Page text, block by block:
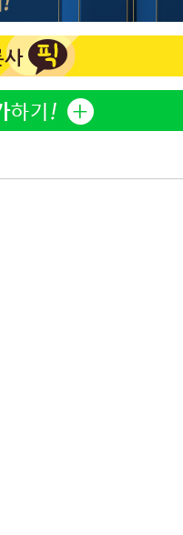
틀 만에 발
2
재는 내부
3
김지수, '
니…"
4